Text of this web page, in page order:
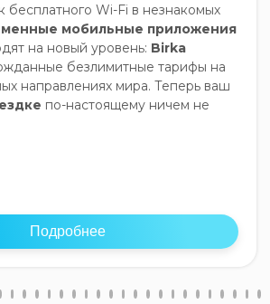
бесплатного Wi-Fi в незнакомых
мобильные приложения
на новый уровень: Birka
безлимитные тарифы на
направлениях мира. Теперь ваш
по-настоящему ничем не
Подробнее